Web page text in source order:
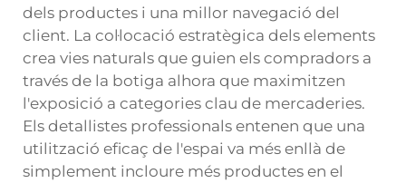
dels productes i una millor navegació del
client. La col·locació estratègica dels elements
crea vies naturals que guien els compradors a
través de la botiga alhora que maximitzen
l'exposició a categories clau de mercaderies.
Els detallistes professionals entenen que una
utilització eficaç de l'espai va més enllà de
simplement incloure més productes en el